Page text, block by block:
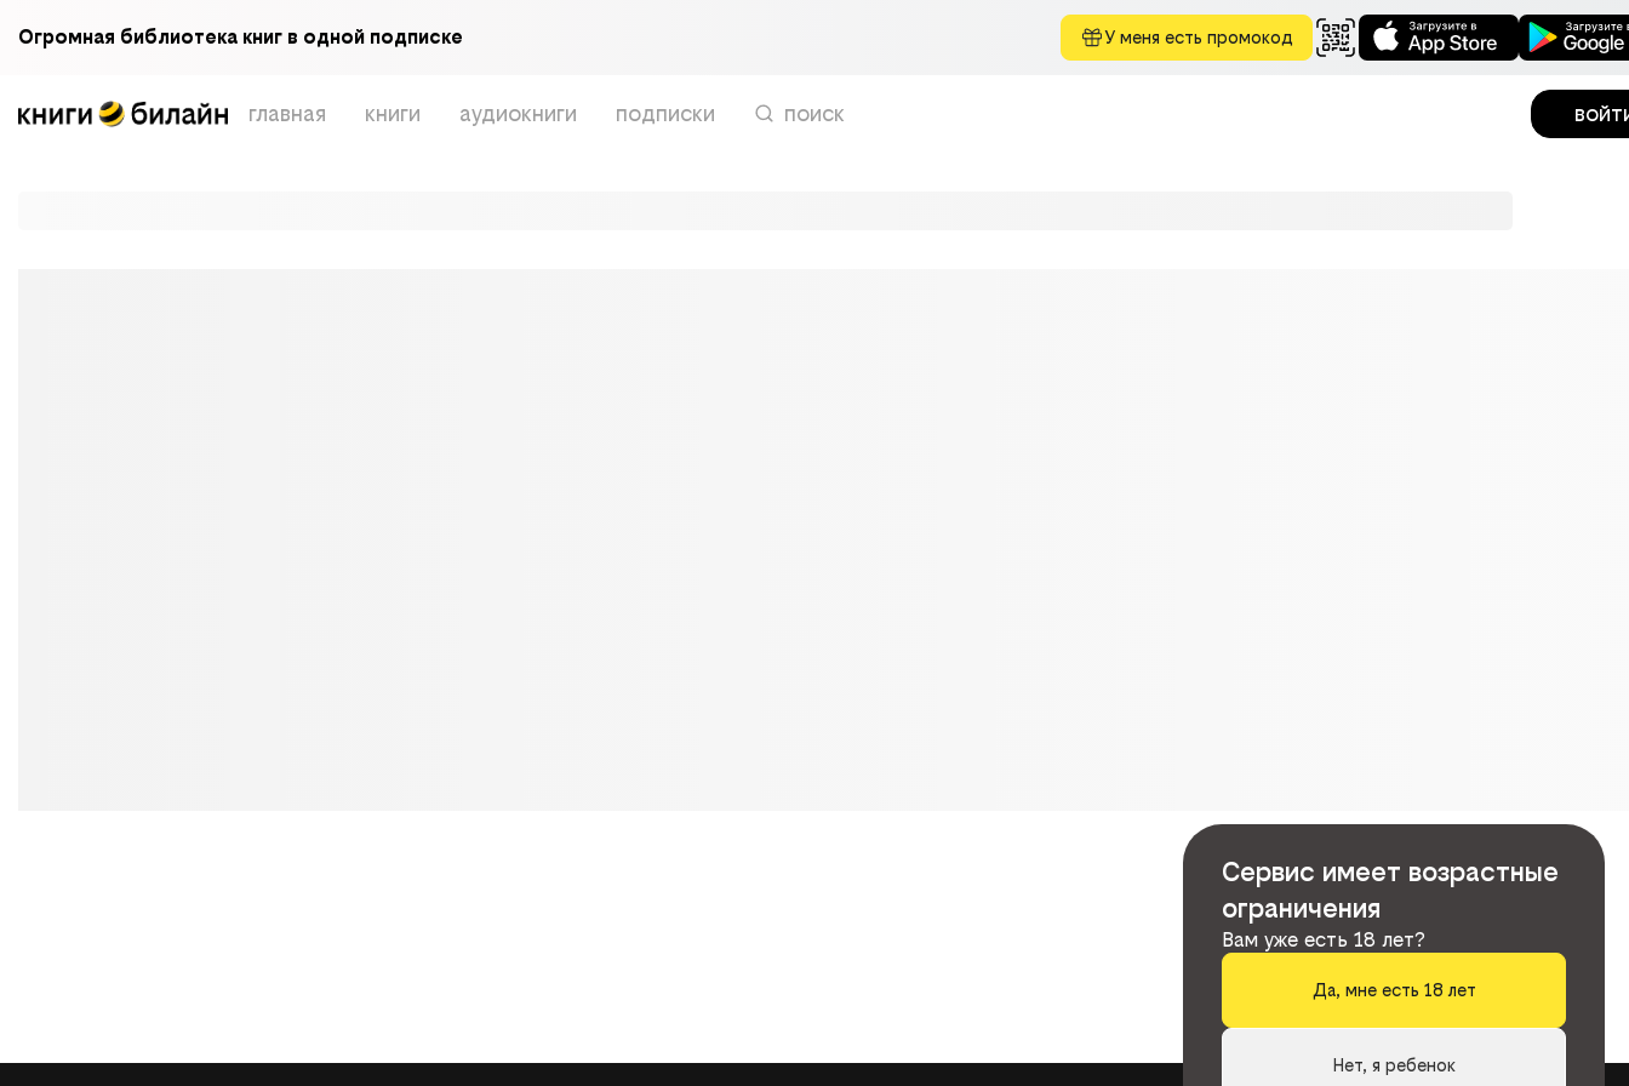
Огромная библиотека книг в одной подписке У меня есть промокод
главная книги аудиокниги подписки поиск
Сервис имеет возрастные
ограничения
Вам уже есть 18 лет?
Да, мне есть 18 лет
Нет, я ребенок